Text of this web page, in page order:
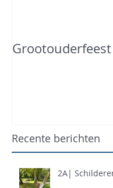
Grootouderfeest
Recente berichten
2A|